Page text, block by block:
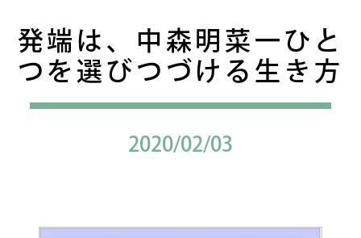
発端は、中森明菜一ひと
つを選びつづける生き方
2020/02/03